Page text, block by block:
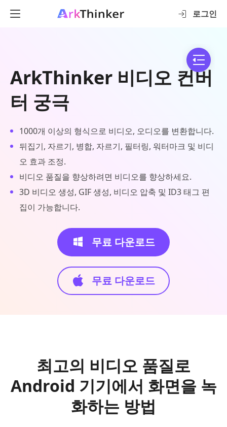
로그인
ArkThinker 비디오 컨버
터 궁극
1000개 이상의 형식으로 비디오, 오디오를 변환합니다.
뒤집기, 자르기, 병합, 자르기, 필터링, 워터마크 및 비디
오 효과 조정.
비디오 품질을 향상하려면 비디오를 향상하세요.
3D 비디오 생성, GIF 생성, 비디오 압축 및 ID3 태그 편
집이 가능합니다.
무료 다운로드
무료 다운로드
최고의 비디오 품질로
Android 기기에서 화면을 녹
화하는 방법